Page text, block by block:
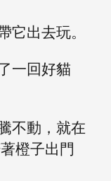
出去玩。
一回好貓
不動，就在
橙子出門